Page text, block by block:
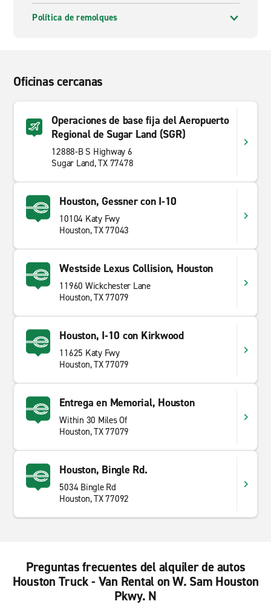
Política de remolques
Oficinas cercanas
Operaciones de base fija del Aeropuerto
Regional de Sugar Land (SGR)
12888-B S Highway 6
Sugar Land, TX 77478
Houston, Gessner con I-10
10104 Katy Fwy
Houston, TX 77043
Westside Lexus Collision, Houston
11960 Wickchester Lane
Houston, TX 77079
Houston, I-10 con Kirkwood
11625 Katy Fwy
Houston, TX 77079
Entrega en Memorial, Houston
Within 30 Miles Of
Houston, TX 77079
Houston, Bingle Rd.
5034 Bingle Rd
Houston, TX 77092
Preguntas frecuentes del alquiler de autos
Houston Truck - Van Rental on W. Sam Houston
Pkwy. N